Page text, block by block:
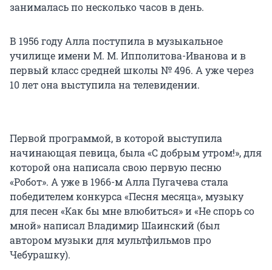
занималась по несколько часов в день.
В 1956 году Алла поступила в музыкальное
училище имени М. М. Ипполитова-Иванова и в
первый класс средней школы № 496. А уже через
10 лет она выступила на телевидении.
Первой программой, в которой выступила
начинающая певица, была «С добрым утром!», для
которой она написала свою первую песню
«Робот». А уже в 1966-м Алла Пугачева стала
победителем конкурса «Песня месяца», музыку
для песен «Как бы мне влюбиться» и «Не спорь со
мной» написал Владимир Шаинский (был
автором музыки для мультфильмов про
Чебурашку).